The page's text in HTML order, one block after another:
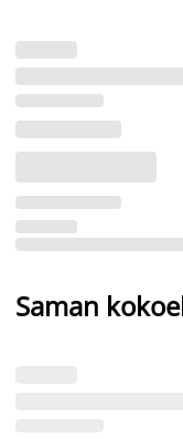
Saman